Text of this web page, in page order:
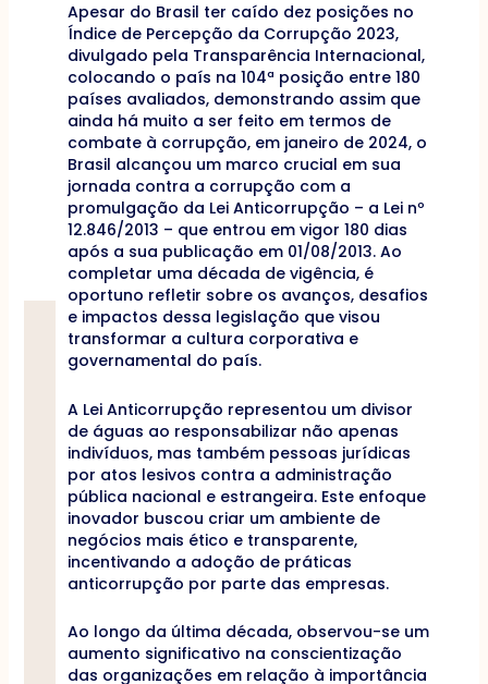
Apesar do Brasil ter caído dez posições no
Índice de Percepção da Corrupção 2023,
divulgado pela Transparência Internacional,
colocando o país na 104ª posição entre 180
países avaliados, demonstrando assim que
ainda há muito a ser feito em termos de
combate à corrupção, em janeiro de 2024, o
Brasil alcançou um marco crucial em sua
jornada contra a corrupção com a
promulgação da Lei Anticorrupção – a Lei nº
12.846/2013 – que entrou em vigor 180 dias
após a sua publicação em 01/08/2013. Ao
completar uma década de vigência, é
oportuno refletir sobre os avanços, desafios
e impactos dessa legislação que visou
transformar a cultura corporativa e
governamental do país.
A Lei Anticorrupção representou um divisor
de águas ao responsabilizar não apenas
indivíduos, mas também pessoas jurídicas
por atos lesivos contra a administração
pública nacional e estrangeira. Este enfoque
inovador buscou criar um ambiente de
negócios mais ético e transparente,
incentivando a adoção de práticas
anticorrupção por parte das empresas.
Ao longo da última década, observou-se um
aumento significativo na conscientização
das organizações em relação à importância